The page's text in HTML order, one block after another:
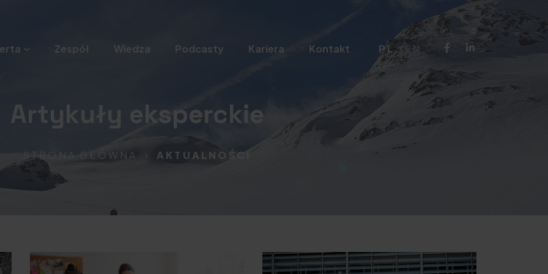
Zespół Wiedza Podcasty Kariera Kontakt PL EN
Artykuły eksperckie
STRONA GŁÓWNA AKTUALNOŚCI